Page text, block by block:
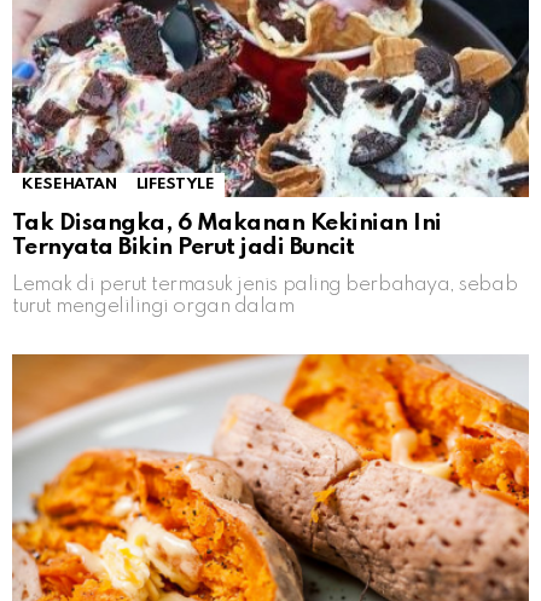
KESEHATAN LIFESTYLE
Tak Disangka, 6 Makanan Kekinian Ini
Ternyata Bikin Perut jadi Buncit
Lemak di perut termasuk jenis paling berbahaya, sebab
turut mengelilingi organ dalam